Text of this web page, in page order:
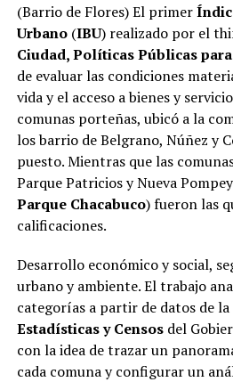
(Barrio de Flores) El primer
Urbano(IBU) realizado por el
Ciudad, Políticas Públicas
de evaluar las condiciones
vida y el acceso a bienes y
comunas porteñas, ubicó a la
los barrio de Belgrano, Núñez y
puesto. Mientras que las
Parque Patricios y Nueva
Parque Chacabuco) fueron las
calificaciones.
Desarrollo económico y social,
urbano y ambiente. El trabajo
categorías a partir de datos de la
Estadísticas y Censosdel
con la idea de trazar un
cada comuna y configurar un